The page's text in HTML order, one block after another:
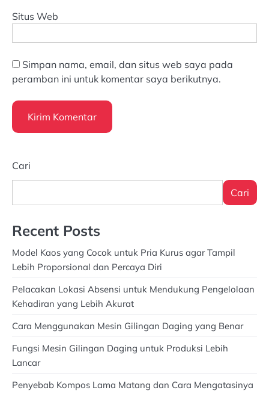
Situs Web
Simpan nama, email, dan situs web saya pada
peramban ini untuk komentar saya berikutnya.
Cari
Cari
Recent Posts
Model Kaos yang Cocok untuk Pria Kurus agar Tampil
Lebih Proporsional dan Percaya Diri
Pelacakan Lokasi Absensi untuk Mendukung Pengelolaan
Kehadiran yang Lebih Akurat
Cara Menggunakan Mesin Gilingan Daging yang Benar
Fungsi Mesin Gilingan Daging untuk Produksi Lebih
Lancar
Penyebab Kompos Lama Matang dan Cara Mengatasinya